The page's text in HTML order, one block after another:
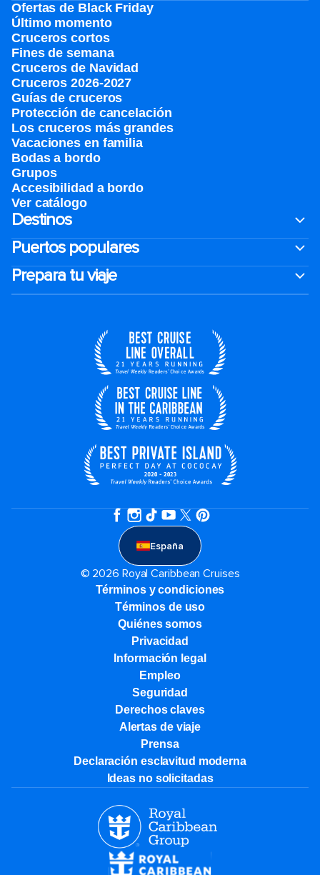
Ofertas de Black Friday
Último momento
Cruceros cortos
Fines de semana
Cruceros de Navidad
Cruceros 2026-2027
Guías de cruceros
Protección de cancelación
Los cruceros más grandes
Vacaciones en familia
Bodas a bordo
Grupos
Accesibilidad a bordo
Ver catálogo
Destinos
Puertos populares
Prepara tu viaje
España
© 2026 Royal Caribbean Cruises
Términos y condiciones
Términos de uso
Quiénes somos
Privacidad
Información legal
Empleo
Seguridad
Derechos claves
Alertas de viaje
Prensa
Declaración esclavitud moderna
Ideas no solicitadas